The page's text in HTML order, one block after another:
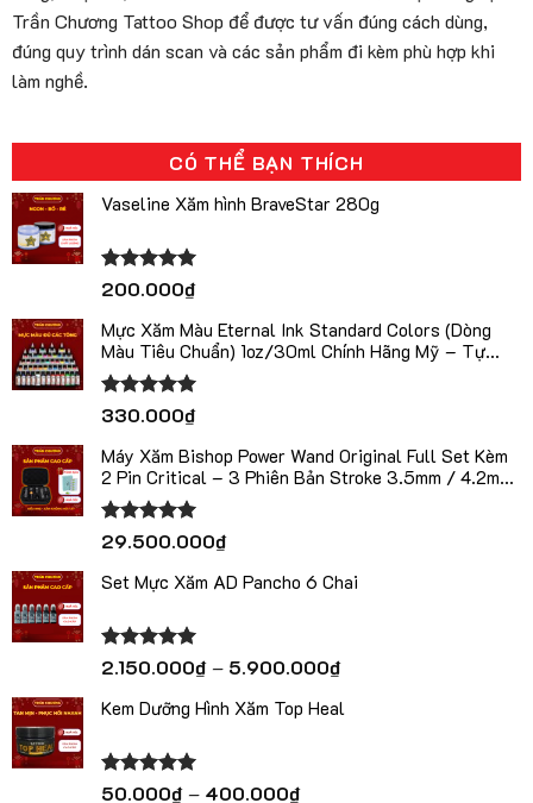
Trần Chương Tattoo Shop để được tư vấn đúng cách dùng,
đúng quy trình dán scan và các sản phẩm đi kèm phù hợp khi
làm nghề.
CÓ THỂ BẠN THÍCH
Vaseline Xăm hình BraveStar 280g
Được xếp
5 sao
200.000₫
Mực Xăm Màu Eternal Ink Standard Colors (Dòng
Màu Tiêu Chuẩn) 1oz/30ml Chính Hãng Mỹ – Tự
Chọn Màu
Được xếp
5 sao
330.000₫
Máy Xăm Bishop Power Wand Original Full Set Kèm
2 Pin Critical – 3 Phiên Bản Stroke 3.5mm / 4.2mm
/ 5.0mm
Được xếp
5 sao
29.500.000₫
Set Mực Xăm AD Pancho 6 Chai
Được xếp
5 sao
2.150.000₫ – 5.900.000₫Khoảng
từ
Kem Dưỡng Hình Xăm Top Heal
Được xếp
50.000₫ – 400.000₫Khoảng